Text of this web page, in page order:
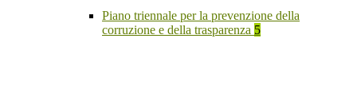
Piano triennale per la prevenzione della
corruzione e della trasparenza 5